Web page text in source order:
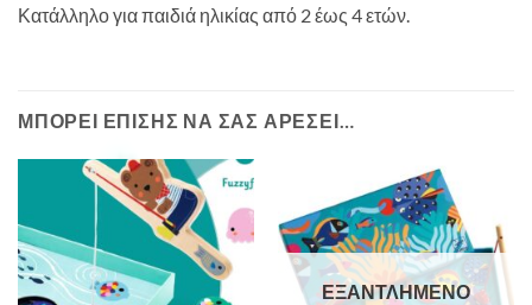
Κατάλληλο για παιδιά ηλικίας από 2 έως 4 ετών.
ΜΠΟΡΕΊ ΕΠΊΣΗΣ ΝΑ ΣΑΣ ΑΡΈΣΕΙ…
ΕΞΑΝΤΛΗΜΈΝΟ